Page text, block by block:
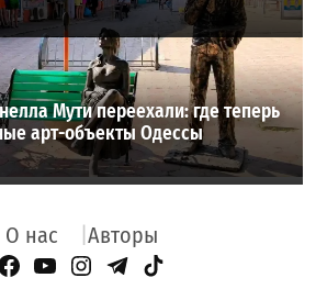
Мути переехали: где теперь
арт-объекты Одессы
О нас Авторы
Facebook Page
YouTube
Instagram
Telegram
TikTok